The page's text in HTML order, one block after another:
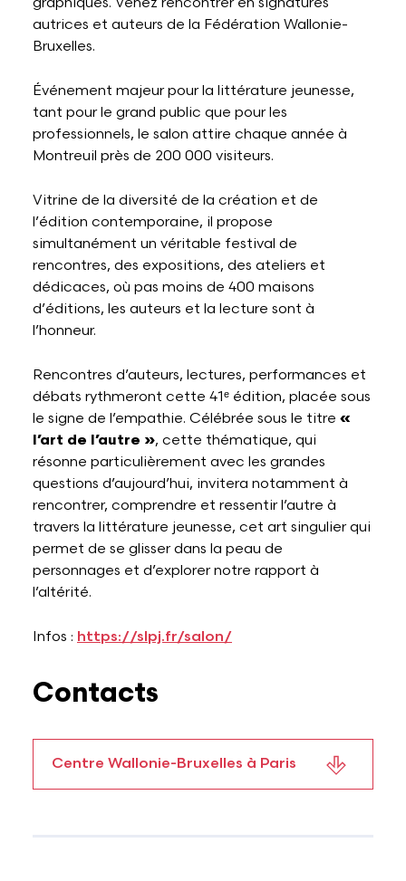
autrices et auteurs de la Fédération Wallonie-
Bruxelles.
Événement majeur pour la littérature jeunesse,
tant pour le grand public que pour les
professionnels, le salon attire chaque année à
Montreuil près de 200 000 visiteurs.
Vitrine de la diversité de la création et de
l’édition contemporaine, il propose
simultanément un véritable festival de
rencontres, des expositions, des ateliers et
dédicaces, où pas moins de 400 maisons
d’éditions, les auteurs et la lecture sont à
l’honneur.
Rencontres d’auteurs, lectures, performances et
débats rythmeront cette 41ᵉ édition, placée sous
le signe de l’empathie. Célébrée sous le titre «
l’art de l’autre », cette thématique, qui
résonne particulièrement avec les grandes
questions d’aujourd’hui, invitera notamment à
rencontrer, comprendre et ressentir l’autre à
travers la littérature jeunesse, cet art singulier qui
permet de se glisser dans la peau de
personnages et d’explorer notre rapport à
l’altérité.
Infos : https://slpj.fr/salon/
Contacts
Centre Wallonie-Bruxelles à Paris